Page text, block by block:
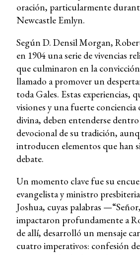
oración, particularmente
Newcastle Emlyn.
Según D. Densil Morgan,
en 1904 una serie de vivencias
que culminaron en la
llamado a promover un
toda Gales. Estas experiencias,
visiones y una fuerte conciencia
divina, deben entenderse
devocional de su tradición,
introducen elementos que han
debate.
Un momento clave fue su
evangelista y ministro
Joshua, cuyas palabras
impactaron profundamente a
de allí, desarrolló un mensaje
cuatro imperativos: confesión